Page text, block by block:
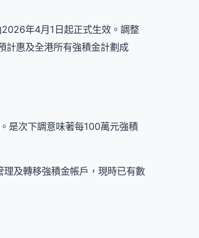
年4月1日起正式生效。調整
計惠及全港所有強積金計劃成
是次下調意味著每100萬元強積
及轉移強積金帳戶，現時已有數